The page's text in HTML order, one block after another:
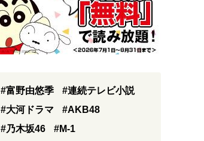
#富野由悠季
#連続テレビ小説
#大河ドラマ
#AKB48
#乃木坂46
#M-1